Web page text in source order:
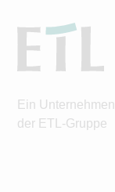
Ein Unternehmen
der ETL-Gruppe